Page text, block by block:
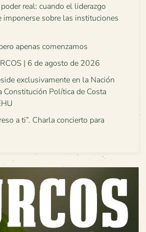
real: cuando el liderazgo
imponerse sobre las instituciones
apenas comenzamos
| 6 de agosto de 2026
exclusivamente en la Nación
Constitución Política de Costa
a ti”. Charla concierto para